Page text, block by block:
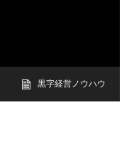
黒字経営ノウハウ